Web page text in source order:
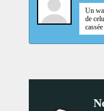
Un
de
cassée